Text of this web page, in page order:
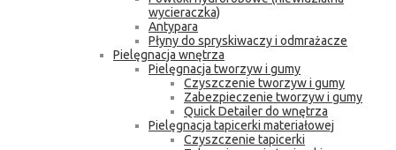
wycieraczka)
Antypara
Płyny do spryskiwaczy i odmrażacze
Pielęgnacja wnętrza
Pielęgnacja tworzyw i gumy
Czyszczenie tworzyw i gumy
Zabezpieczenie tworzyw i gumy
Quick Detailer do wnętrza
Pielęgnacja tapicerki materiałowej
Czyszczenie tapicerki